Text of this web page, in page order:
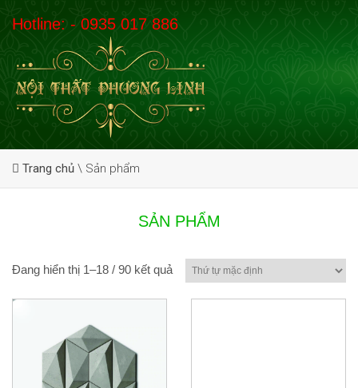
Hotline: - 0935 017 886
Trang chủ \ Sản phẩm
SẢN PHẨM
Đang hiển thị 1–18 / 90 kết quả